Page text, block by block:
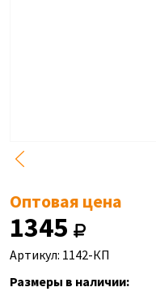
Оптовая цена
1345
Артикул: 1142-КП
Размеры в наличии: